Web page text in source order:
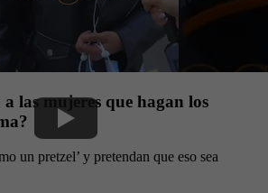
a las mujeres que hagan los
un pretzel’ y pretendan que eso sea